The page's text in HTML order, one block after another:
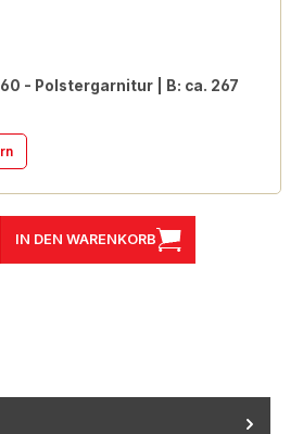
- Polstergarnitur | B: ca. 267
IN DEN WARENKORB